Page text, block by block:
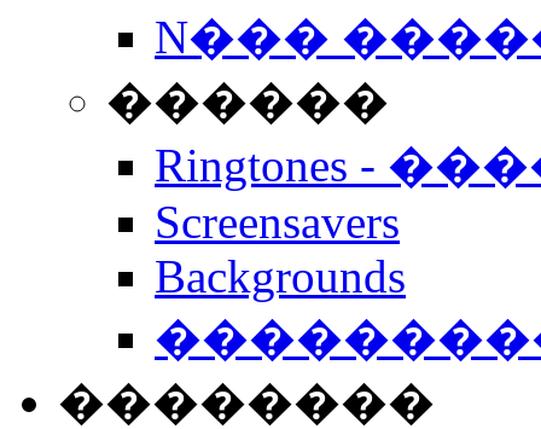
N���
������
Ringtones -
Screensavers
Backgrounds
��������